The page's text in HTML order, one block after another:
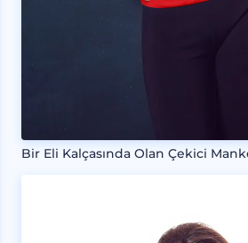
Bir Eli Kalçasında Olan Çekici